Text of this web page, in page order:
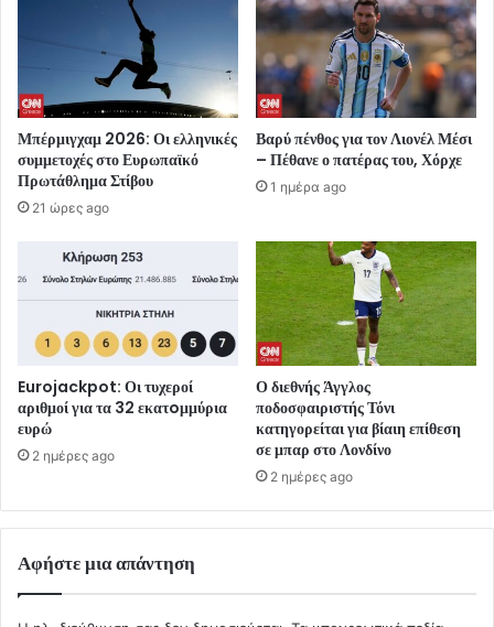
Μπέρμιγχαμ 2026: Οι ελληνικές
συμμετοχές στο Ευρωπαϊκό
Πρωτάθλημα Στίβου
21 ώρες ago
Βαρύ πένθος για τον Λιονέλ Μέσι
– Πέθανε ο πατέρας του, Χόρχε
1 ημέρα ago
Eurojackpot: Οι τυχεροί
αριθμοί για τα 32 εκατoμμύρια
ευρώ
2 ημέρες ago
Ο διεθνής Άγγλος
ποδοσφαιριστής Τόνι
κατηγορείται για βίαιη επίθεση
σε μπαρ στο Λονδίνο
2 ημέρες ago
Αφήστε μια απάντηση